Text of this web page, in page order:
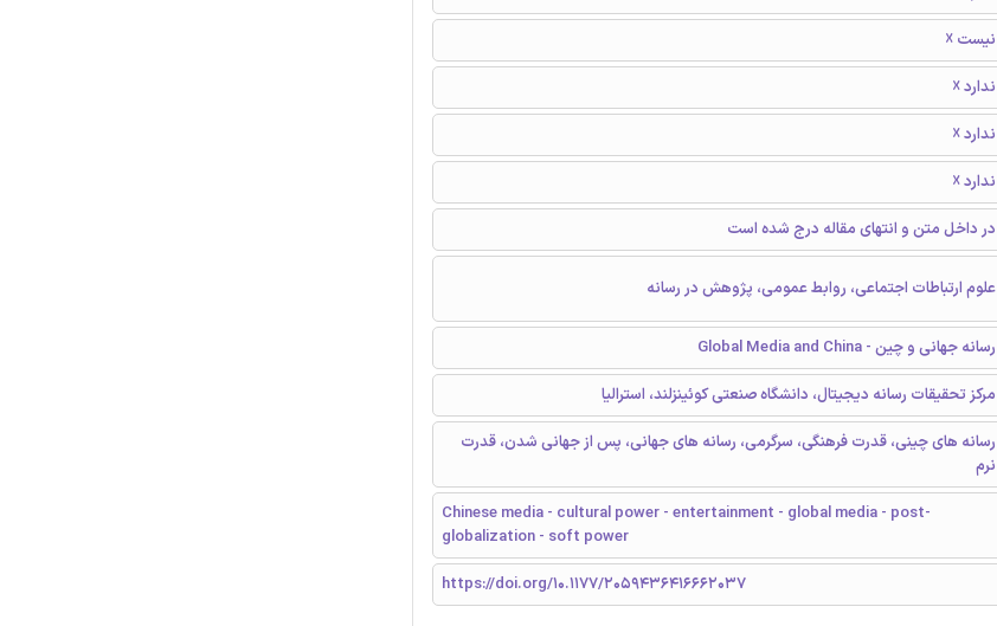
نیست ☓
ندارد ☓
ندارد ☓
ندارد ☓
در داخل متن و انتهای مقاله درج شده است
علوم ارتباطات اجتماعی، روابط عمومی، پژوهش در رسانه
رسانه جهانی و چین - Global Media and China
مرکز تحقیقات رسانه دیجیتال، دانشگاه صنعتی کوئینزلند، استرالیا
رسانه های چینی، قدرت فرهنگی، سرگرمی، رسانه های جهانی، پس از جهانی شدن، قدرت
نرم
Chinese media - cultural power - entertainment - global media - post-
globalization - soft power
https://doi.org/10.1177/2059436416662037